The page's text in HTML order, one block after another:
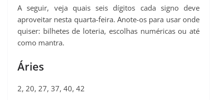
A seguir, veja quais seis dígitos cada signo deve
aproveitar nesta quarta-feira. Anote-os para usar onde
quiser: bilhetes de loteria, escolhas numéricas ou até
como mantra.
Áries
2, 20, 27, 37, 40, 42